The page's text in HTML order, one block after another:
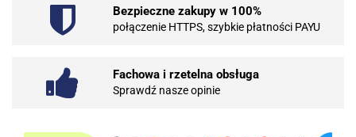
101 INC
Bezpieczne zakupy w 100%
połączenie HTTPS, szybkie płatności PAYU
Fachowa i rzetelna obsługa
Sprawdź nasze opinie